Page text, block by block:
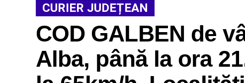
CURIER JUDEȚEAN
COD GALBEN de
Alba, până la ora